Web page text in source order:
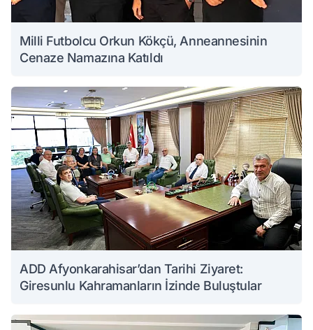
Milli Futbolcu Orkun Kökçü, Anneannesinin
Cenaze Namazına Katıldı
ADD Afyonkarahisar’dan Tarihi Ziyaret:
Giresunlu Kahramanların İzinde Buluştular